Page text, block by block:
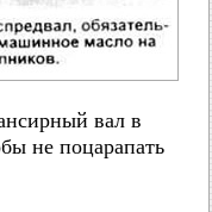
вал в
не поцарапать